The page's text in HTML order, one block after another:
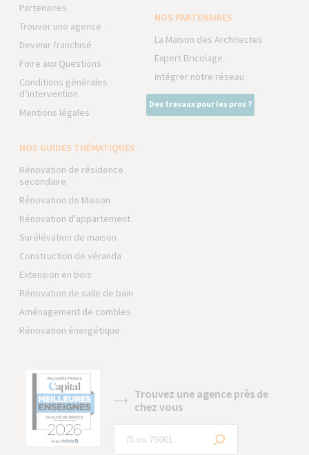
Partenaires
Trouver une agence
Devenir franchisé
Foire aux Questions
Conditions générales
d’intervention
Mentions légales
NOS PARTENAIRES
La Maison des Architectes
Expert Bricolage
Intégrer notre réseau
Des travaux pour les pros ?
NOS GUIDES THÉMATIQUES
Rénovation de résidence
secondaire
Rénovation de Maison
Rénovation d'appartement
Surélévation de maison
Construction de véranda
Extension en bois
Rénovation de salle de bain
Aménagement de combles
Rénovation énergétique
Trouvez une agence près de
chez vous